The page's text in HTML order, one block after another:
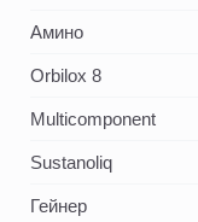
Амино
Orbilox 8
Multicomponent
Sustanoliq
Гейнер